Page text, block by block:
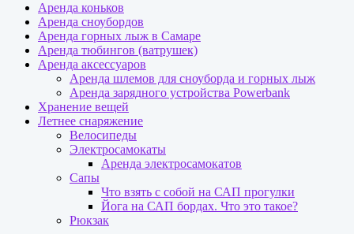
Аренда коньков
Аренда сноубордов
Аренда горных лыж в Самаре
Аренда тюбингов (ватрушек)
Аренда аксессуаров
Аренда шлемов для сноуборда и горных лыж
Аренда зарядного устройства Powerbank
Хранение вещей
Летнее снаряжение
Велосипеды
Электросамокаты
Аренда электросамокатов
Сапы
Что взять с собой на САП прогулки
Йога на САП бордах. Что это такое?
Рюкзак